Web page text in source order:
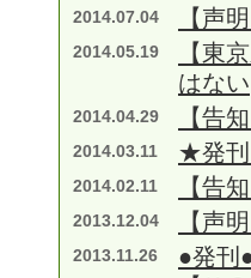
2014.07.04 【声
2014.05.19
【東
はない
2014.04.29 【告
2014.03.11 ★発
2014.02.11 【告
2013.12.04 【声
2013.11.26
●発刊